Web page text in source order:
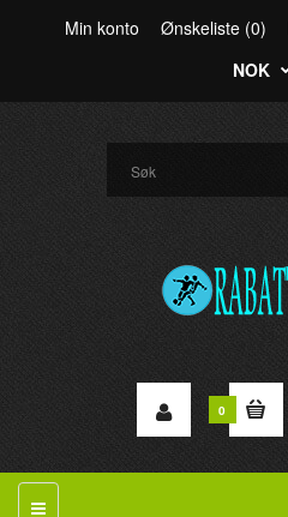
Min konto Ønskeliste (0)
NOK
0